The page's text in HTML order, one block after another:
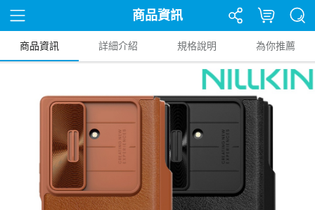
商品資訊
商品資訊 詳細介紹 規格說明 為你推薦